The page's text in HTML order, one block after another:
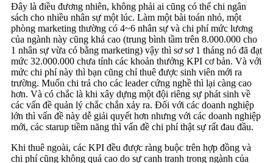
Đây là điều đương nhiên, không phải ai cũng có thể chi ngân
sách cho nhiều nhân sự một lúc. Làm một bài toán nhỏ, một
phòng marketing thường có 4~6 nhân sự và chi phí mức lương
của ngành này cũng khá cao (trung bình tầm trên 8.000.000 cho
1 nhân sự vừa có bằng marketing) vậy thì sơ sơ 1 tháng nó đã đạt
mức 32.000.000 chưa tính các khoản thưởng KPI cơ bản. Và với
mức chi phí này thì bạn cũng chỉ thuê được sinh viên mới ra
trường. Muốn chi trả cho các leader cứng nghề thì lại càng cao
hơn. Và có chắc là khi xây dựng một đội riêng sự phát sinh về
các vấn đề quản lý chắc chắn xảy ra. Đối với các doanh nghiệp
lớn thì vấn đề này dễ giải quyết hơn nhưng với các doanh nghiệp
mới, các starup tiềm năng thì vấn đề chi phí thật sự rất đau đầu.
Khi thuê ngoài, các KPI đều được ràng buộc trên hợp đồng và
chi phí cũng không quá cao do sự canh tranh trong ngành của